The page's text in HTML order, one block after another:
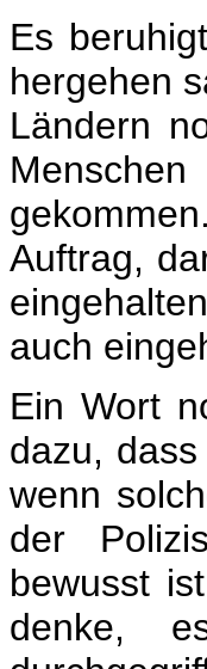
Es
hergehen
Ländern
Auftrag,
auch
Ein Wort
dazu,
wenn
der
bewusst
denke,